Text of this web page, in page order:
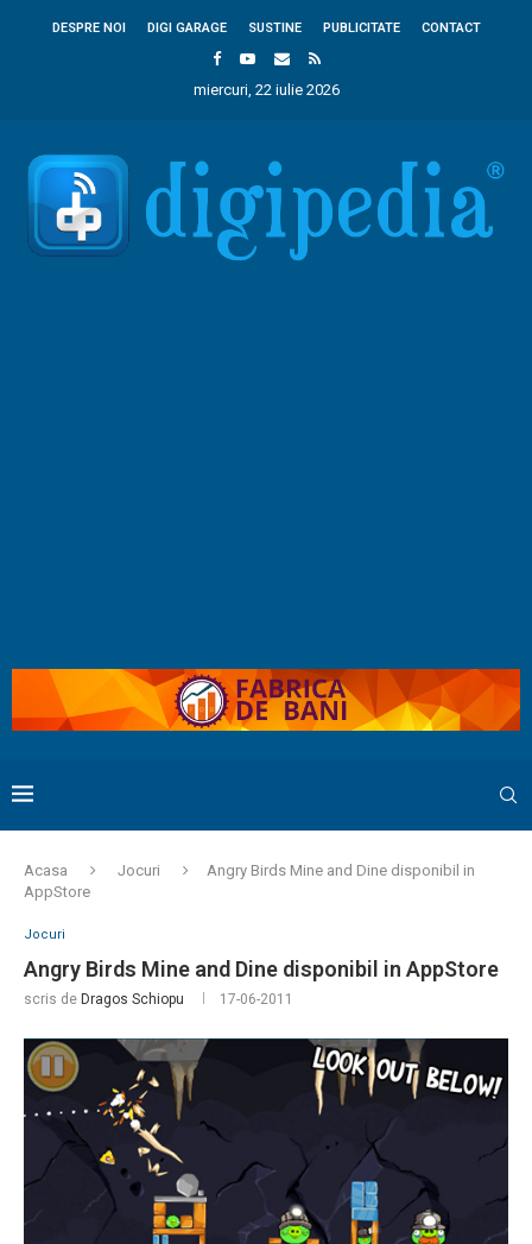
DESPRE NOI DIGI GARAGE SUSTINE PUBLICITATE CONTACT
miercuri, 22 iulie 2026
Acasa Jocuri
Angry Birds Mine and Dine disponibil in
AppStore
Jocuri
Angry Birds Mine and Dine disponibil in AppStore
scris de Dragos Schiopu 17-06-2011